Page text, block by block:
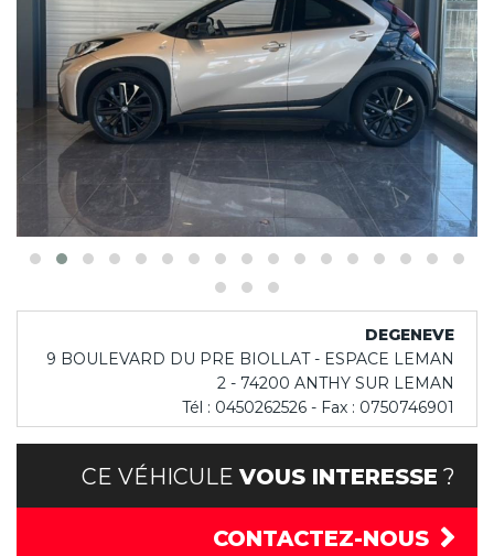
DEGENEVE
9 BOULEVARD DU PRE BIOLLAT - ESPACE LEMAN
2 - 74200 ANTHY SUR LEMAN
Tél : 0450262526 - Fax : 0750746901
CE VÉHICULE VOUS INTERESSE ?
CONTACTEZ-NOUS